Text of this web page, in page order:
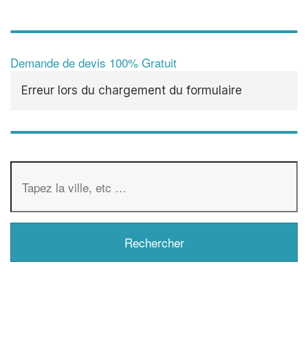
Demande de devis 100% Gratuit
Erreur lors du chargement du formulaire